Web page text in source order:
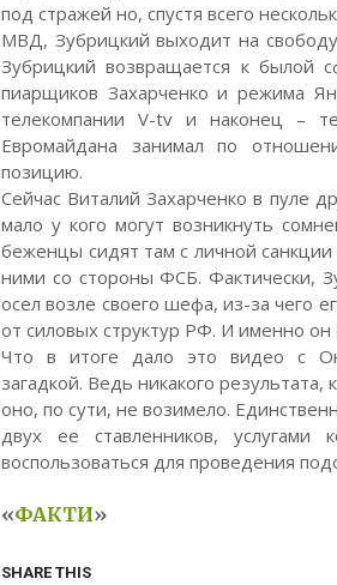
под стражей но, спустя всего
МВД, Зубрицкий выходит на
Зубрицкий возвращается к былой
пиарщиков Захарченко и режима
телекомпании V-tv и наконец –
Евромайдана занимал по
позицию.
Сейчас Виталий Захарченко в пуле
мало у кого могут возникнуть
беженцы сидят там с личной
ними со стороны ФСБ. Фактически,
осел возле своего шефа, из-за чего
от силовых структур РФ. И именно
Что в итоге дало это видео с
загадкой. Ведь никакого
оно, по сути, не возимело.
двух ее ставленников, услугами
воспользоваться для проведения
«ФАКТИ»
SHARE THIS